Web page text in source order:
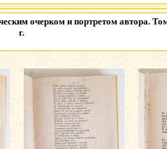
очерком и портретом
г.